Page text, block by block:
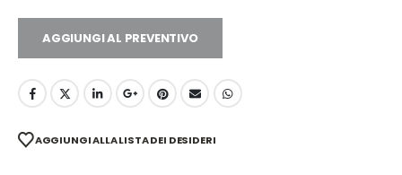
AGGIUNGI AL PREVENTIVO
AGGIUNGI ALLA LISTA DEI DESIDERI